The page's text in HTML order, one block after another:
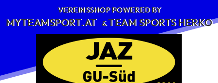
content
VEREINSSHOP POWERED BY
MYTEAMSPORT.AT&TEAM SPORTS HERKO